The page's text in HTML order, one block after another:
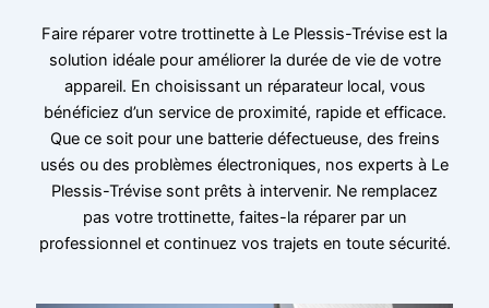
Faire réparer votre trottinette à Le Plessis-Trévise est la
solution idéale pour améliorer la durée de vie de votre
appareil. En choisissant un réparateur local, vous
bénéficiez d’un service de proximité, rapide et efficace.
Que ce soit pour une batterie défectueuse, des freins
usés ou des problèmes électroniques, nos experts à Le
Plessis-Trévise sont prêts à intervenir. Ne remplacez
pas votre trottinette, faites-la réparer par un
professionnel et continuez vos trajets en toute sécurité.